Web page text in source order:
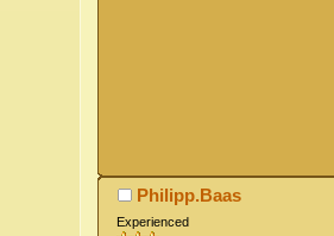
Philipp.Baas
Experienced